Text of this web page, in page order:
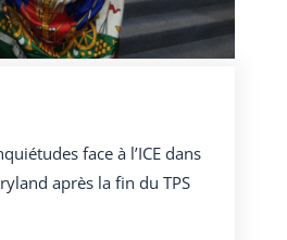
face à l’ICE dans
après la fin du TPS